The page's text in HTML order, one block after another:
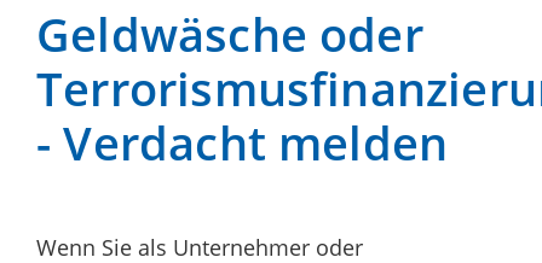
Geldwäsche oder
- Verdacht melden
Wenn Sie als Unternehmer oder